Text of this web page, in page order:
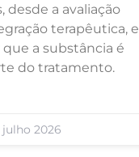
desde a avaliação
terapêutica, e
a substância é
do tratamento.
julho 2026